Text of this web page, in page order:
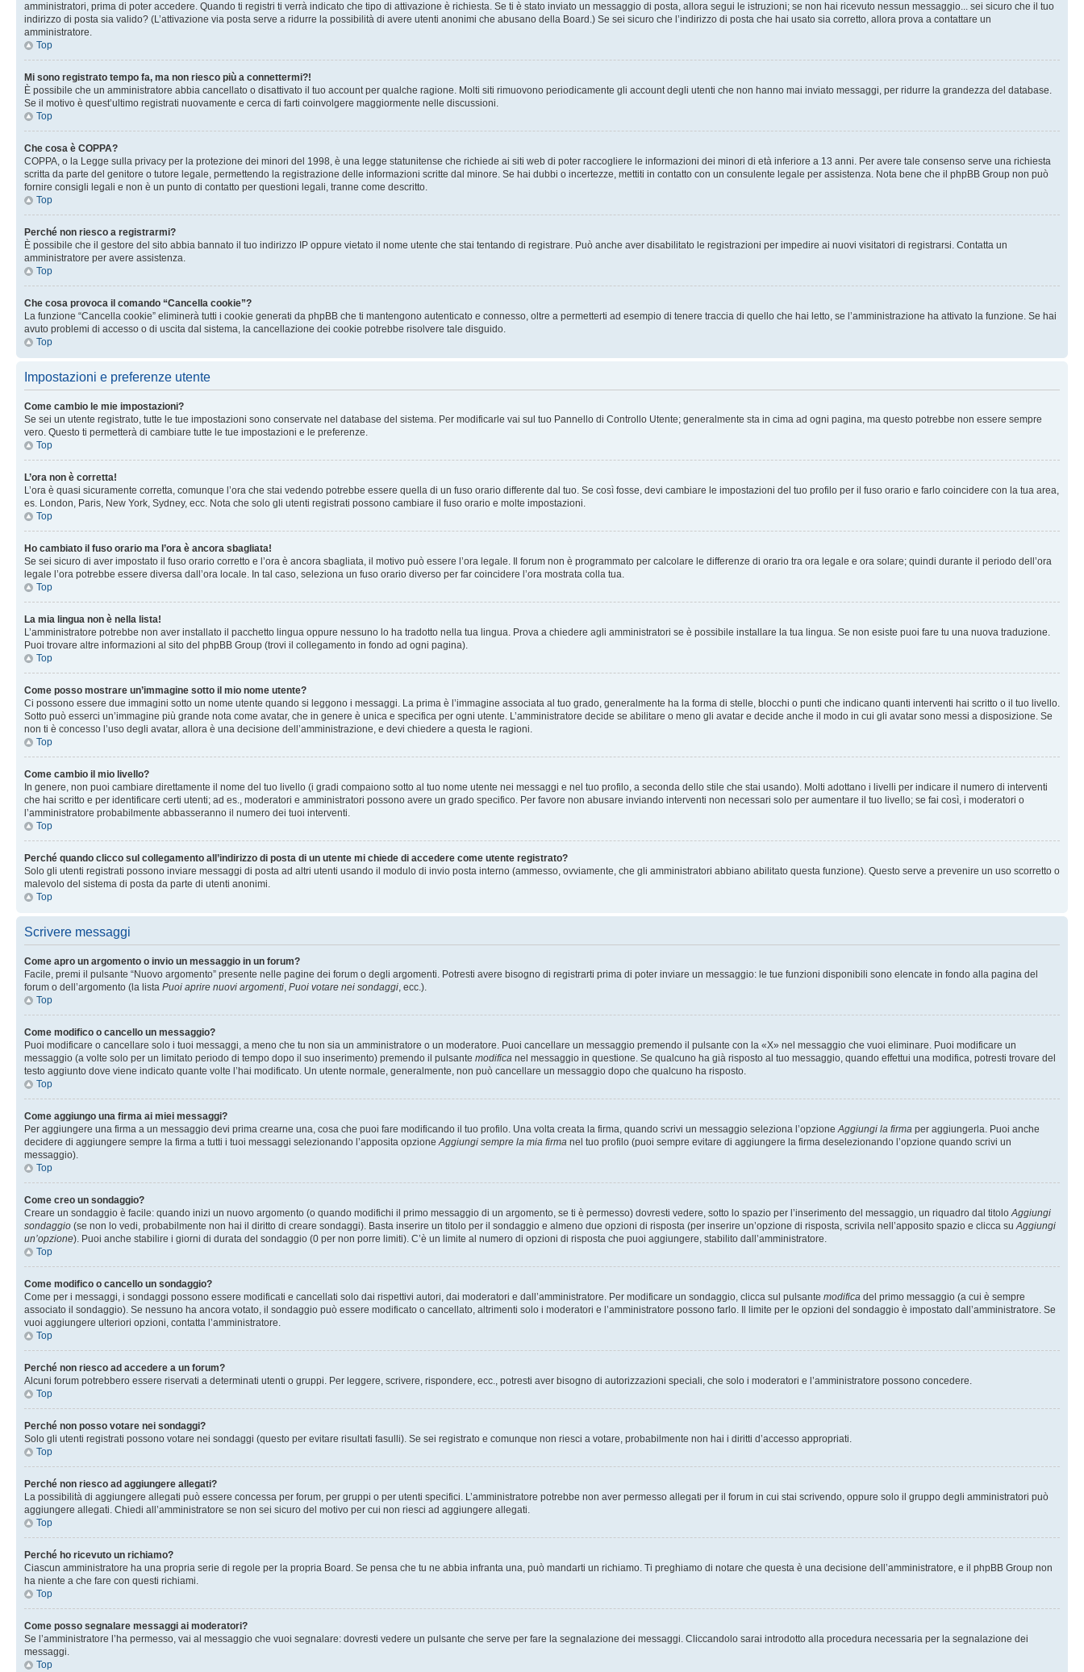
amministratori, prima di poter accedere. Quando ti registri ti verrà indicato che tipo di attivazione è richiesta. Se ti è stato inviato un messaggio di posta, allora segui le istruzioni; se non hai ricevuto nessun messaggio... sei sicuro che il tuo
indirizzo di posta sia valido? (L’attivazione via posta serve a ridurre la possibilità di avere utenti anonimi che abusano della Board.) Se sei sicuro che l’indirizzo di posta che hai usato sia corretto, allora prova a contattare un
amministratore.
Top
Mi sono registrato tempo fa, ma non riesco più a connettermi?!
È possibile che un amministratore abbia cancellato o disattivato il tuo account per qualche ragione. Molti siti rimuovono periodicamente gli account degli utenti che non hanno mai inviato messaggi, per ridurre la grandezza del database.
Se il motivo è quest’ultimo registrati nuovamente e cerca di farti coinvolgere maggiormente nelle discussioni.
Top
Che cosa è COPPA?
COPPA, o la Legge sulla privacy per la protezione dei minori del 1998, è una legge statunitense che richiede ai siti web di poter raccogliere le informazioni dei minori di età inferiore a 13 anni. Per avere tale consenso serve una richiesta
scritta da parte del genitore o tutore legale, permettendo la registrazione delle informazioni scritte dal minore. Se hai dubbi o incertezze, mettiti in contatto con un consulente legale per assistenza. Nota bene che il phpBB Group non può
fornire consigli legali e non è un punto di contatto per questioni legali, tranne come descritto.
Top
Perché non riesco a registrarmi?
È possibile che il gestore del sito abbia bannato il tuo indirizzo IP oppure vietato il nome utente che stai tentando di registrare. Può anche aver disabilitato le registrazioni per impedire ai nuovi visitatori di registrarsi. Contatta un
amministratore per avere assistenza.
Top
Che cosa provoca il comando “Cancella cookie”?
La funzione “Cancella cookie” eliminerà tutti i cookie generati da phpBB che ti mantengono autenticato e connesso, oltre a permetterti ad esempio di tenere traccia di quello che hai letto, se l’amministrazione ha attivato la funzione. Se hai
avuto problemi di accesso o di uscita dal sistema, la cancellazione dei cookie potrebbe risolvere tale disguido.
Top
Impostazioni e preferenze utente
Come cambio le mie impostazioni?
Se sei un utente registrato, tutte le tue impostazioni sono conservate nel database del sistema. Per modificarle vai sul tuo Pannello di Controllo Utente; generalmente sta in cima ad ogni pagina, ma questo potrebbe non essere sempre
vero. Questo ti permetterà di cambiare tutte le tue impostazioni e le preferenze.
Top
L’ora non è corretta!
L’ora è quasi sicuramente corretta, comunque l’ora che stai vedendo potrebbe essere quella di un fuso orario differente dal tuo. Se così fosse, devi cambiare le impostazioni del tuo profilo per il fuso orario e farlo coincidere con la tua area,
es. London, Paris, New York, Sydney, ecc. Nota che solo gli utenti registrati possono cambiare il fuso orario e molte impostazioni.
Top
Ho cambiato il fuso orario ma l’ora è ancora sbagliata!
Se sei sicuro di aver impostato il fuso orario corretto e l’ora è ancora sbagliata, il motivo può essere l’ora legale. Il forum non è programmato per calcolare le differenze di orario tra ora legale e ora solare; quindi durante il periodo dell’ora
legale l’ora potrebbe essere diversa dall’ora locale. In tal caso, seleziona un fuso orario diverso per far coincidere l’ora mostrata colla tua.
Top
La mia lingua non è nella lista!
L’amministratore potrebbe non aver installato il pacchetto lingua oppure nessuno lo ha tradotto nella tua lingua. Prova a chiedere agli amministratori se è possibile installare la tua lingua. Se non esiste puoi fare tu una nuova traduzione.
Puoi trovare altre informazioni al sito del phpBB Group (trovi il collegamento in fondo ad ogni pagina).
Top
Come posso mostrare un’immagine sotto il mio nome utente?
Ci possono essere due immagini sotto un nome utente quando si leggono i messaggi. La prima è l’immagine associata al tuo grado, generalmente ha la forma di stelle, blocchi o punti che indicano quanti interventi hai scritto o il tuo livello.
Sotto può esserci un’immagine più grande nota come avatar, che in genere è unica e specifica per ogni utente. L’amministratore decide se abilitare o meno gli avatar e decide anche il modo in cui gli avatar sono messi a disposizione. Se
non ti è concesso l’uso degli avatar, allora è una decisione dell’amministrazione, e devi chiedere a questa le ragioni.
Top
Come cambio il mio livello?
In genere, non puoi cambiare direttamente il nome del tuo livello (i gradi compaiono sotto al tuo nome utente nei messaggi e nel tuo profilo, a seconda dello stile che stai usando). Molti adottano i livelli per indicare il numero di interventi
che hai scritto e per identificare certi utenti; ad es., moderatori e amministratori possono avere un grado specifico. Per favore non abusare inviando interventi non necessari solo per aumentare il tuo livello; se fai così, i moderatori o
l’amministratore probabilmente abbasseranno il numero dei tuoi interventi.
Top
Perché quando clicco sul collegamento all’indirizzo di posta di un utente mi chiede di accedere come utente registrato?
Solo gli utenti registrati possono inviare messaggi di posta ad altri utenti usando il modulo di invio posta interno (ammesso, ovviamente, che gli amministratori abbiano abilitato questa funzione). Questo serve a prevenire un uso scorretto o
malevolo del sistema di posta da parte di utenti anonimi.
Top
Scrivere messaggi
Come apro un argomento o invio un messaggio in un forum?
Facile, premi il pulsante “Nuovo argomento” presente nelle pagine dei forum o degli argomenti. Potresti avere bisogno di registrarti prima di poter inviare un messaggio: le tue funzioni disponibili sono elencate in fondo alla pagina del
forum o dell’argomento (la lista Puoi aprire nuovi argomenti, Puoi votare nei sondaggi, ecc.).
Top
Come modifico o cancello un messaggio?
Puoi modificare o cancellare solo i tuoi messaggi, a meno che tu non sia un amministratore o un moderatore. Puoi cancellare un messaggio premendo il pulsante con la «X» nel messaggio che vuoi eliminare. Puoi modificare un
messaggio (a volte solo per un limitato periodo di tempo dopo il suo inserimento) premendo il pulsante modifica nel messaggio in questione. Se qualcuno ha già risposto al tuo messaggio, quando effettui una modifica, potresti trovare del
testo aggiunto dove viene indicato quante volte l’hai modificato. Un utente normale, generalmente, non può cancellare un messaggio dopo che qualcuno ha risposto.
Top
Come aggiungo una firma ai miei messaggi?
Per aggiungere una firma a un messaggio devi prima crearne una, cosa che puoi fare modificando il tuo profilo. Una volta creata la firma, quando scrivi un messaggio seleziona l’opzioneAggiungi la firma per aggiungerla. Puoi anche
decidere di aggiungere sempre la firma a tutti i tuoi messaggi selezionando l’apposita opzioneAggiungi sempre la mia firma nel tuo profilo (puoi sempre evitare di aggiungere la firma deselezionando l’opzione quando scrivi un
messaggio).
Top
Come creo un sondaggio?
Creare un sondaggio è facile: quando inizi un nuovo argomento (o quando modifichi il primo messaggio di un argomento, se ti è permesso) dovresti vedere, sotto lo spazio per l’inserimento del messaggio, un riquadro dal titoloAggiungi
sondaggio (se non lo vedi, probabilmente non hai il diritto di creare sondaggi). Basta inserire un titolo per il sondaggio e almeno due opzioni di risposta (per inserire un’opzione di risposta, scrivila nell’apposito spazio e clicca suAggiungi
un’opzione). Puoi anche stabilire i giorni di durata del sondaggio (0 per non porre limiti). C’è un limite al numero di opzioni di risposta che puoi aggiungere, stabilito dall’amministratore.
Top
Come modifico o cancello un sondaggio?
Come per i messaggi, i sondaggi possono essere modificati e cancellati solo dai rispettivi autori, dai moderatori e dall’amministratore. Per modificare un sondaggio, clicca sul pulsante modifica del primo messaggio (a cui è sempre
associato il sondaggio). Se nessuno ha ancora votato, il sondaggio può essere modificato o cancellato, altrimenti solo i moderatori e l’amministratore possono farlo. Il limite per le opzioni del sondaggio è impostato dall’amministratore. Se
vuoi aggiungere ulteriori opzioni, contatta l’amministratore.
Top
Perché non riesco ad accedere a un forum?
Alcuni forum potrebbero essere riservati a determinati utenti o gruppi. Per leggere, scrivere, rispondere, ecc., potresti aver bisogno di autorizzazioni speciali, che solo i moderatori e l’amministratore possono concedere.
Top
Perché non posso votare nei sondaggi?
Solo gli utenti registrati possono votare nei sondaggi (questo per evitare risultati fasulli). Se sei registrato e comunque non riesci a votare, probabilmente non hai i diritti d’accesso appropriati.
Top
Perché non riesco ad aggiungere allegati?
La possibilità di aggiungere allegati può essere concessa per forum, per gruppi o per utenti specifici. L’amministratore potrebbe non aver permesso allegati per il forum in cui stai scrivendo, oppure solo il gruppo degli amministratori può
aggiungere allegati. Chiedi all’amministratore se non sei sicuro del motivo per cui non riesci ad aggiungere allegati.
Top
Perché ho ricevuto un richiamo?
Ciascun amministratore ha una propria serie di regole per la propria Board. Se pensa che tu ne abbia infranta una, può mandarti un richiamo. Ti preghiamo di notare che questa è una decisione dell’amministratore, e il phpBB Group non
ha niente a che fare con questi richiami.
Top
Come posso segnalare messaggi ai moderatori?
Se l’amministratore l’ha permesso, vai al messaggio che vuoi segnalare: dovresti vedere un pulsante che serve per fare la segnalazione dei messaggi. Cliccandolo sarai introdotto alla procedura necessaria per la segnalazione dei
messaggi.
Top